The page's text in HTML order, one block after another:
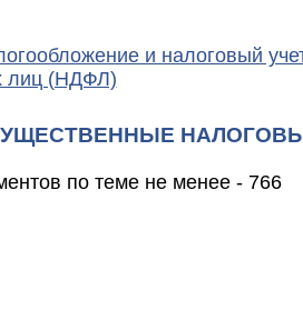
и налоговый
лиц (НДФЛ)
по теме не менее - 766